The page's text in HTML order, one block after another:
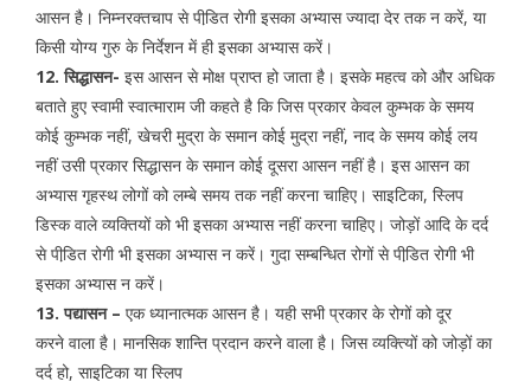
आसन है। निम्नरक्तचाप से पीडि़त रोगी इसका अभ्यास ज्यादा देर तक न करें, या
किसी योग्य गुरु के निर्देशन में ही इसका अभ्यास करें।
12. सिद्धासन- इस आसन से मोक्ष प्राप्त हो जाता है। इसके महत्व को और अधिक
बताते हुए स्वामी स्वात्माराम जी कहते है कि जिस प्रकार केवल कुम्भक के समय
कोई कुम्भक नहीं, खेचरी मुद्रा के समान कोई मुद्रा नहीं, नाद के समय कोई लय
नहीं उसी प्रकार सिद्धासन के समान कोई दूसरा आसन नहीं है। इस आसन का
अभ्यास गृहस्थ लोगों को लम्बे समय तक नहीं करना चाहिए। साइटिका, स्लिप
डिस्क वाले व्यक्तियों को भी इसका अभ्यास नहीं करना चाहिए। जोड़ों आदि के दर्द
से पीडि़त रोगी भी इसका अभ्यास न करें। गुदा सम्बन्धित रोगों से पीडि़त रोगी भी
इसका अभ्यास न करें।
13. पद्यासन – एक ध्यानात्मक आसन है। यही सभी प्रकार के रोगों को दूर
करने वाला है। मानसिक शान्ति प्रदान करने वाला है। जिस व्यक्त्यिों को जोड़ों का
दर्द हो, साइटिका या स्लिप